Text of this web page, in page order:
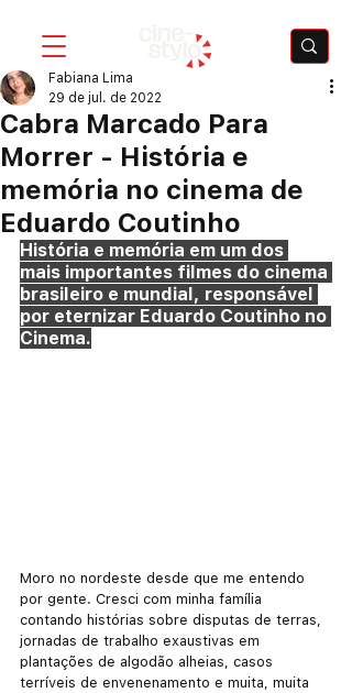
Cabra Marcado Para
Morrer - História e
memória no cinema de
Eduardo Coutinho
Fabiana Lima
29 de jul. de 2022
História e memória em um dos
mais importantes filmes do cinema
brasileiro e mundial, responsável
por eternizar Eduardo Coutinho no
Cinema.
Moro no nordeste desde que me entendo
por gente. Cresci com minha família
contando histórias sobre disputas de terras,
jornadas de trabalho exaustivas em
plantações de algodão alheias, casos
terríveis de envenenamento e muita, muita